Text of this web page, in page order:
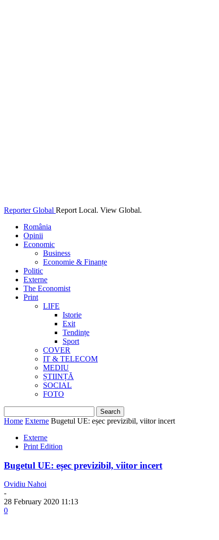
Reporter Global Report Local. View Global.
România
Opinii
Economic
Business
Economie & Finanțe
Politic
Externe
The Economist
Print
LIFE
Istorie
Exit
Tendințe
Sport
COVER
IT & TELECOM
MEDIU
ȘTIINȚĂ
SOCIAL
FOTO
Home Externe Bugetul UE: eșec previzibil, viitor incert
Externe
Print Edition
Bugetul UE: eșec previzibil, viitor incert
Ovidiu Nahoi
-
28 February 2020 11:13
0